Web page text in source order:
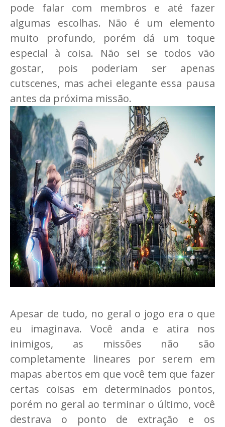
pode falar com membros e até fazer
algumas escolhas. Não é um elemento
muito profundo, porém dá um toque
especial à coisa. Não sei se todos vão
gostar, pois poderiam ser apenas
cutscenes, mas achei elegante essa pausa
antes da próxima missão.
Apesar de tudo, no geral o jogo era o que
eu imaginava. Você anda e atira nos
inimigos, as missões não são
completamente lineares por serem em
mapas abertos em que você tem que fazer
certas coisas em determinados pontos,
porém no geral ao terminar o último, você
destrava o ponto de extração e os